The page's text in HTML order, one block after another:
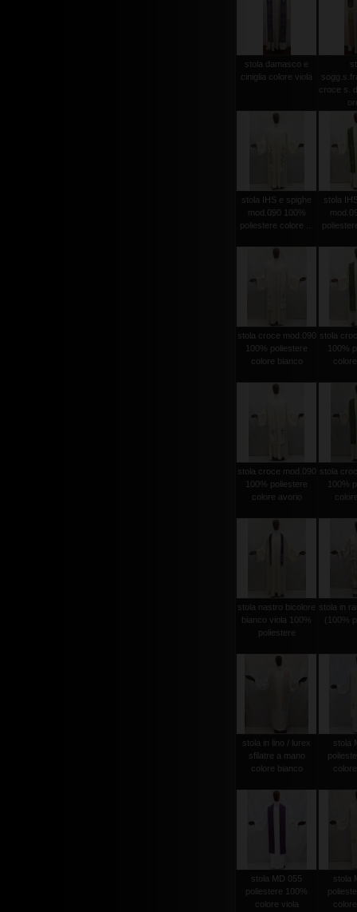
stola damasco e
ciniglia colore viola
croce s.
stola IHS e spighe
mod.090 100%
poliestere colore ...
stola
stola croce mod.090
100% poliestere
colore bianco
stola
100%
stola croce mod.090
100% poliestere
colore avorio
stola
100%
stola nastro bicolore
bianco viola 100%
poliestere
stola in
(100%
stola in lino / lurex
sfilatre a mano
colore bianco
stola
stola MD 055
poliestere 100%
colore viola
stola